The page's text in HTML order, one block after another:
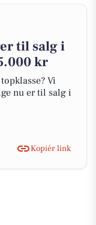
til salg i
kr
Vi
nu er til salg i
Kopiér link